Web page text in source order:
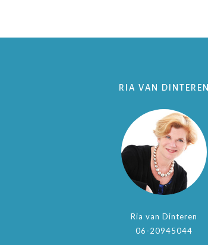
RIA VAN DINTEREN
Ria van Dinteren
06-20945044